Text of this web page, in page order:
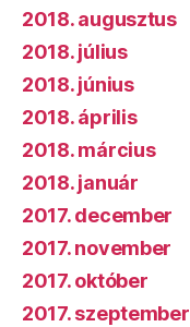
2018. augusztus
2018. július
2018. június
2018. április
2018. március
2018. január
2017. december
2017. november
2017. október
2017. szeptember